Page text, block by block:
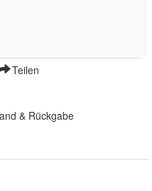
Teilen
& Rückgabe